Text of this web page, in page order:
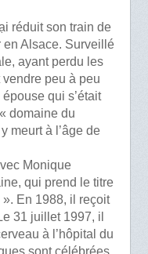
réduit son train de
en Alsace. Surveillé
ayant perdu les
peu à peu
qui s’était
domaine du
meurt à l’âge de
Monique
qui prend le titre
En 1988, il reçoit
31 juillet 1997, il
à l’hôpital du
sont célébrées